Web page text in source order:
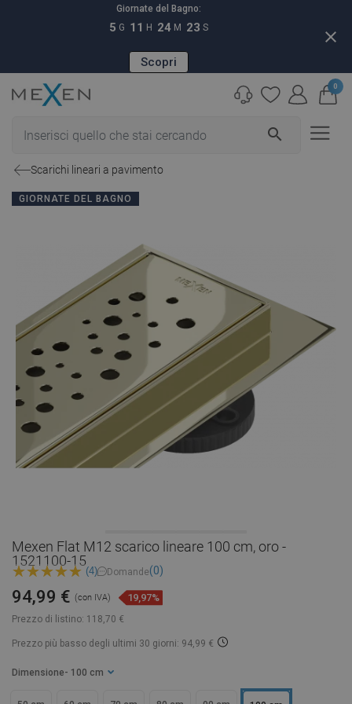
Giornate del Bagno:
5 G 11 H 24 M 22 S
Scopri
close
search
0
Scarichi lineari a pavimento
GIORNATE DEL BAGNO
Mexen Flat M12 scarico lineare 100 cm, oro -
1521100-15
(4) Domande(0)
Prezzo di listino: 118,70 €
94,99 € (con IVA) 19,97%
Prezzo più basso degli ultimi 30 giorni: 94,99 €
Dimensione - 100 cm